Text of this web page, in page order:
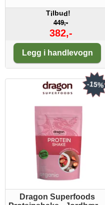
Tilbud!
449,-
382,-
Legg i handlevogn
Dragon Superfoods
-15%